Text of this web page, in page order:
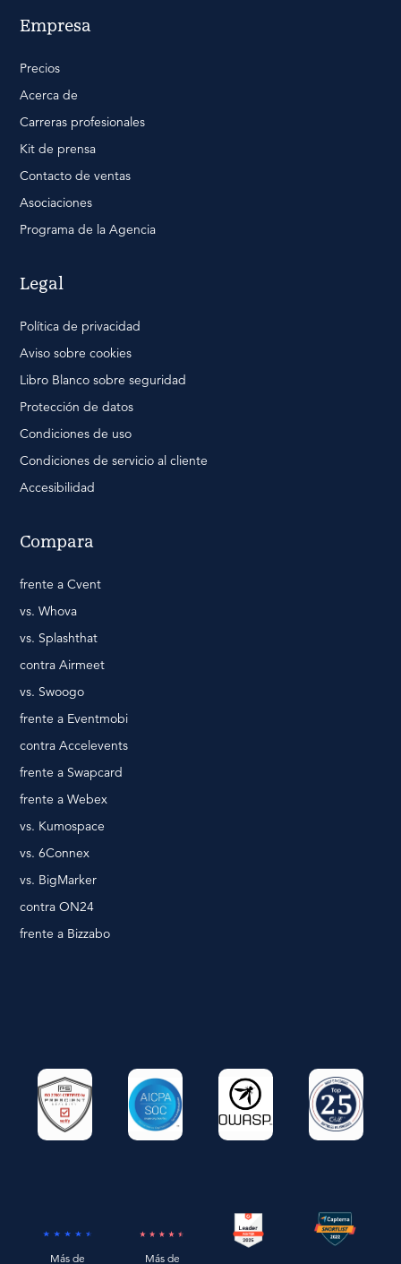
Empresa
Precios
Acerca de
Carreras profesionales
Kit de prensa
Contacto de ventas
Asociaciones
Programa de la Agencia
Legal
Política de privacidad
Aviso sobre cookies
Libro Blanco sobre seguridad
Protección de datos
Condiciones de uso
Condiciones de servicio al cliente
Accesibilidad
Compara
frente a Cvent
vs. Whova
vs. Splashthat
contra Airmeet
vs. Swoogo
frente a Eventmobi
contra Accelevents
frente a Swapcard
frente a Webex
vs. Kumospace
vs. 6Connex
vs. BigMarker
contra ON24
frente a Bizzabo
Más de Más de